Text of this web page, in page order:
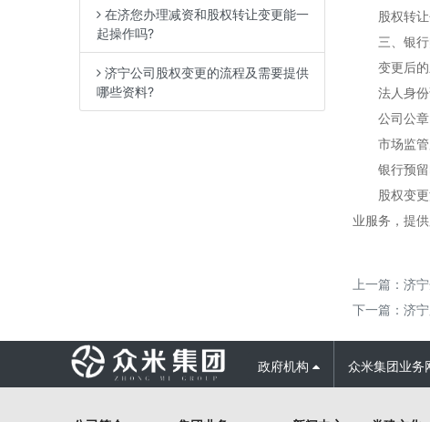
在济您办理减资和股权转让变更能一
起操作吗?
济宁公司股权变更的流程及需要提供
哪些资料?
股权转让个
三、银行
变更后的
法人身份
公司公章
市场监管
银行预留
股权变更涉
业服务，提
上一篇： 济
下一篇： 济
政府机构 众米集团业